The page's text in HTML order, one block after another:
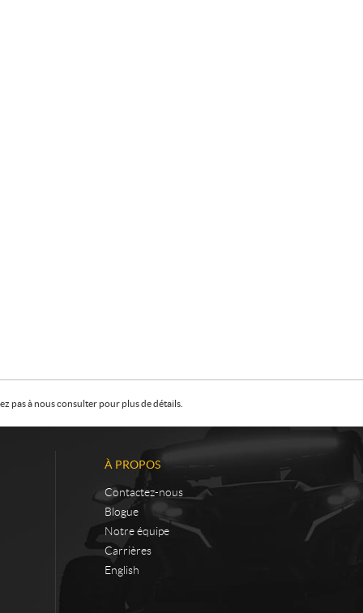
pas à nous consulter pour plus de détails.
À PROPOS
Contactez-nous
Blogue
Notre équipe
Carrières
English